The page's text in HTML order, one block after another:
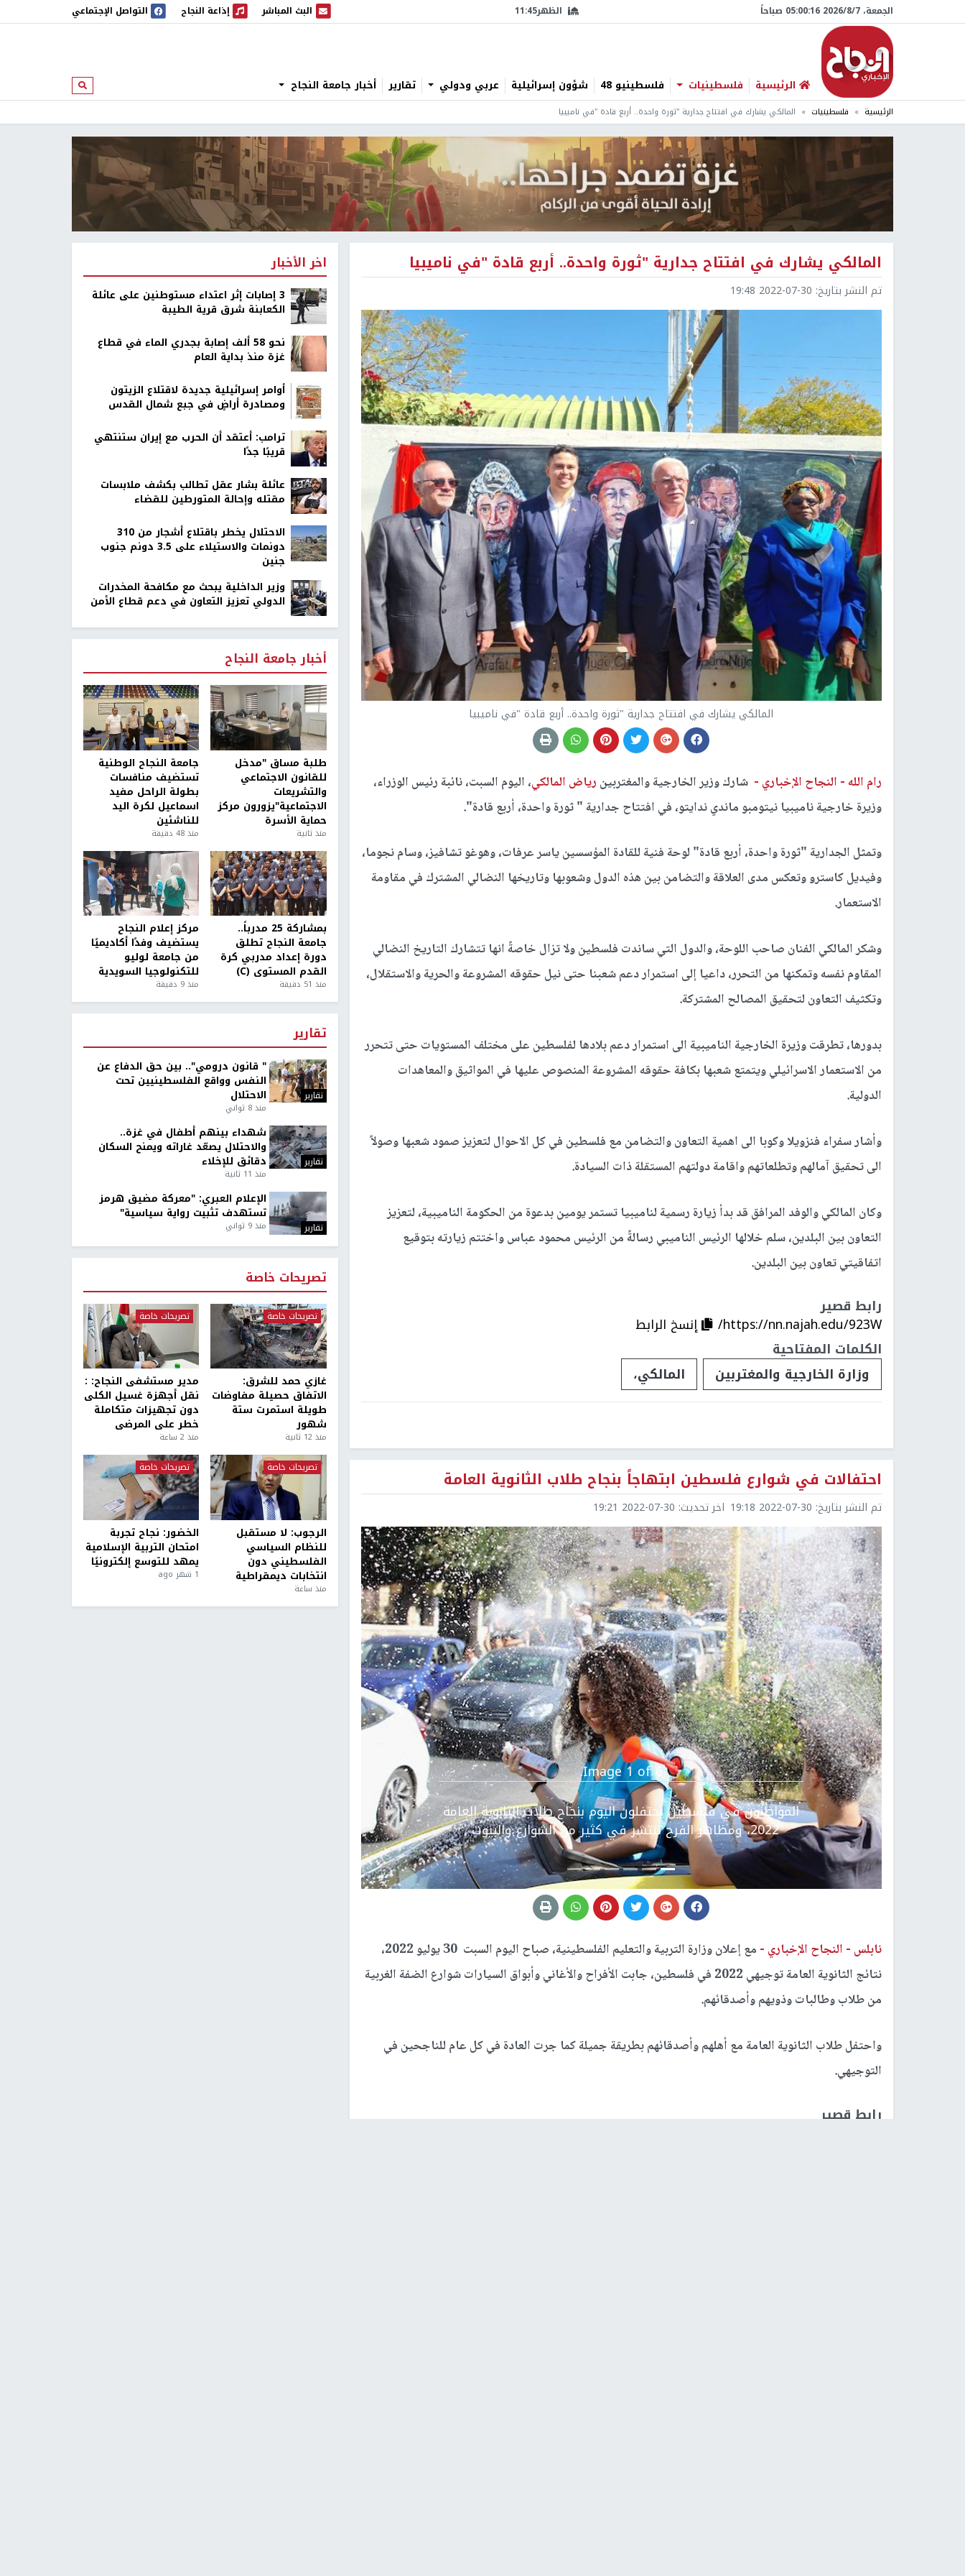
الجمعة، 7/‏8/‏2026 05:00:17 صباحاً الظهر11:45 البث المباشر
البث المباشر إذاعة النجاح
إذاعة النجاح التواصل الإجتماعي
الرئيسية فلسطينيات فلسطينيو 48 شؤون إسرائيلية عربي ودولي تقارير أخبار جامعة النجاح ابحث
الرئيسية فلسطينيات المالكي يشارك في افتتاح جدارية "ثورة واحدة.. أربع قادة "في ناميبيا
المالكي يشارك في افتتاح جدارية "ثورة واحدة.. أربع قادة "في ناميبيا
تم النشر بتاريخ: 2022-07-30 19:48
المالكي يشارك في افتتاح جدارية "ثورة واحدة.. أربع قادة "في ناميبيا
رام الله - النجاح الإخباري - شارك وزير الخارجية والمغتربين رياض المالكي، اليوم السبت، نائبة رئيس الوزراء،
وزيرة خارجية ناميبيا نيتومبو ماندي ندايتو، في افتتاح جدارية " ثورة واحدة، أربع قادة".
وتمثل الجدارية "ثورة واحدة، أربع قادة" لوحة فنية للقادة المؤسسين ياسر عرفات، وهوغو تشافيز، وسام نجوما،
وفيديل كاسترو وتعكس مدى العلاقة والتضامن بين هذه الدول وشعوبها وتاريخها النضالي المشترك في مقاومة
الاستعمار.
وشكر المالكي الفنان صاحب اللوحة، والدول التي ساندت فلسطين ولا تزال خاصةً انها تتشارك التاريخ النضالي
المقاوم نفسه وتمكنها من التحرر، داعيا إلى استمرار دعم شعبنا حتى نيل حقوقه المشروعة والحرية والاستقلال،
وتكثيف التعاون لتحقيق المصالح المشتركة.
بدورها، تطرقت وزيرة الخارجية الناميبية الى استمرار دعم بلادها لفلسطين على مختلف المستويات حتى تتحرر
من الاستعمار الاسرائيلي ويتمتع شعبها بكافة حقوقه المشروعة المنصوص عليها في المواثيق والمعاهدات
الدولية.
وأشار سفراء فنزويلا وكوبا الى اهمية التعاون والتضامن مع فلسطين في كل الاحوال لتعزيز صمود شعبها وصولاً
الى تحقيق آمالهم وتطلعاتهم واقامة دولتهم المستقلة ذات السيادة.
وكان المالكي والوفد المرافق قد بدأ زيارة رسمية لناميبيا تستمر يومين بدعوة من الحكومة الناميبية، لتعزيز
التعاون بين البلدين، سلم خلالها الرئيس الناميبي رسالةً من الرئيس محمود عباس واختتم زيارته بتوقيع
اتفاقيتي تعاون بين البلدين.
رابط قصير
https://nn.najah.edu/923W/
إنسخ الرابط
الكلمات المفتاحية
وزارة الخارجية والمغتربين
المالكي،
احتفالات في شوارع فلسطين ابتهاجاً بنجاح طلاب الثانوية العامة
تم النشر بتاريخ: 2022-07-30 19:18 اخر تحديث: 2022-07-30 19:21
Image 1 of 6.
المواطنون في فلسطين يحتفلون اليوم بنجاح طلاب الثانوية العامة
2022، ومظاهر الفرح تنتشر في كثير من الشوارع والبيوت ,
Previous التالي
نابلس - النجاح الإخباري -
مع إعلان وزارة التربية والتعليم الفلسطينية، صباح اليوم السبت 30 يوليو 2022،
نتائج الثانوية العامة توجيهي 2022 في فلسطين، جابت الأفراح والأغاني وأبواق السيارات شوارع الضفة الغربية
من طلاب وطالبات وذويهم وأصدقائهم.
واحتفل طلاب الثانوية العامة مع أهلهم وأصدقائهم بطريقة جميلة كما جرت العادة في كل عام للناجحين في
التوجيهي.
رابط قصير
اخر الأخبار
‏3 إصابات إثر اعتداء مستوطنين على عائلة
الكعابنة شرق قرية الطيبة
نحو 58 ألف إصابة بجدري الماء في قطاع
غزة منذ بداية العام
أوامر إسرائيلية جديدة لاقتلاع الزيتون
ومصادرة أراضٍ في جبع شمال القدس
ترامب: أعتقد أن الحرب مع إيران ستنتهي
قريبًا جدًا
عائلة بشار عقل تطالب بكشف ملابسات
مقتله وإحالة المتورطين للقضاء
الاحتلال يخطر باقتلاع أشجار من 310
دونمات والاستيلاء على 3.5 دونم جنوب
جنين
وزير الداخلية يبحث مع مكافحة المخدرات
الدولي تعزيز التعاون في دعم قطاع الأمن
أخبار جامعة النجاح
طلبة مساق "مدخل
للقانون الاجتماعي
والتشريعات
الاجتماعية"يزورون مركز
حماية الأسرة
منذ ثانية
جامعة النجاح الوطنية
تستضيف منافسات
بطولة الراحل مفيد
اسماعيل لكرة اليد
للناشئين
منذ 48 دقيقة
بمشاركة 25 مدرباً..
جامعة النجاح تطلق
دورة إعداد مدربي كرة
القدم المستوى (C)
منذ 51 دقيقة
مركز إعلام النجاح
يستضيف وفدًا أكاديميًا
من جامعة لوليو
للتكنولوجيا السويدية
منذ 9 دقيقة
تقارير
تقارير
" قانون درومي".. بين حق الدفاع عن
النفس وواقع الفلسطينيين تحت
الاحتلال
منذ 8 ثواني
تقارير
شهداء بينهم أطفال في غزة..
والاحتلال يصعّد غاراته ويمنح السكان
دقائق للإخلاء
منذ 11 ثانية
تقارير
الإعلام العبري: "معركة مضيق هرمز
تستهدف تثبيت رواية سياسية"
منذ 9 ثواني
تصريحات خاصة
تصريحات خاصة
غازي حمد للشرق:
الاتفاق حصيلة مفاوضات
طويلة استمرت ستة
شهور
منذ 12 ثانية
تصريحات خاصة
مدير مستشفى النجاح: :
نقل أجهزة غسيل الكلى
دون تجهيزات متكاملة
خطر على المرضى
منذ 2 ساعة
تصريحات خاصة
الرجوب: لا مستقبل
للنظام السياسي
الفلسطيني دون
انتخابات ديمقراطية
منذ ساعة
تصريحات خاصة
الخضور: نجاح تجربة
امتحان التربية الإسلامية
يمهد للتوسع إلكترونيًا
1 شهر ago